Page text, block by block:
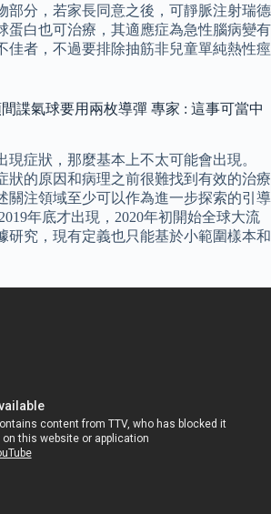
部分，若家長同意之後，可靜脈注射瑞德
蛋白也可治療，其適應症為急性腦病變有
佳者，不過要排除抽筋非兒童單純熱性痙
諜氣球要用兩枚導彈 專家 : 這事可當中
現症狀，那麼基本上不太可能會出現。
狀的原因和病理之前很難找到有效的治療
關注領域至少可以作為進一步探索的引導
年底才出現，2020年初開始全球大流
研究，現有定義也只能基於小範圍樣本和